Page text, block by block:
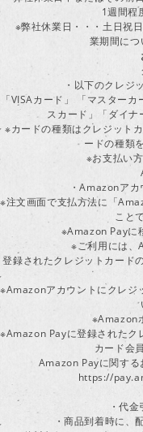
1週間程
※弊社休業日・・・土日祝
業期間につ
・以下のクレジ
「VISAカード」 「マスター
スカード」「ダイ
※カードの種類はクレジット
ードの種類
※お支払い
・Amazonアカ
※注文画面で支払方法に「
こと
※Amazon Payに
※ご利用には、
登録されたクレジットカード
※Amazonアカウントにクレジ
※Amazon
※Amazon Payに登録されたク
カード会
Amazon Payに関する
https://
・代
・商品到着時に、